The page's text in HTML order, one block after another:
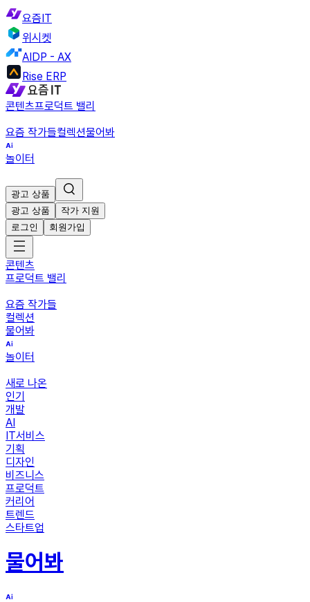
요즘IT
위시켓
AIDP - AX
Rise ERP
콘텐츠프로덕트 밸리
요즘 작가들컬렉션물어봐
놀이터
광고 상품
광고 상품
작가 지원
로그인
회원가입
콘텐츠
프로덕트 밸리
요즘 작가들
컬렉션
물어봐
놀이터
새로 나온
인기
개발
AI
IT서비스
기획
디자인
비즈니스
프로덕트
커리어
트렌드
스타트업
물어봐